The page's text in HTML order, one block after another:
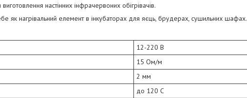
настінних інфрачервоних обігрівачів.
як нагрівальний елемент в інкубаторах для яєць, брудерах, сушильних шафах.
12-220 В
15 Ом/м
2 мм
до 120 С